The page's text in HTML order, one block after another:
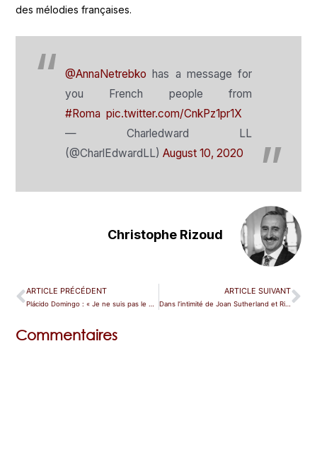
des mélodies françaises.
@AnnaNetrebko has a message for
you French people from
#Roma pic.twitter.com/CnkPz1pr1X
— Charledward LL
(@CharlEdwardLL)August 10, 2020
Christophe Rizoud
ARTICLE PRÉCÉDENT
Plácido Domingo : « Je ne suis pas le Weinstein du lyrique ! »
ARTICLE SUIVANT
Dans l’intimité de Joan Sutherland et Richard Bonynge
Commentaires